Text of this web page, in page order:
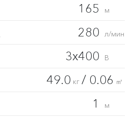
165 м
280 л/мин
3x400 В
49.0 кг / 0.06 ㎥
1 м